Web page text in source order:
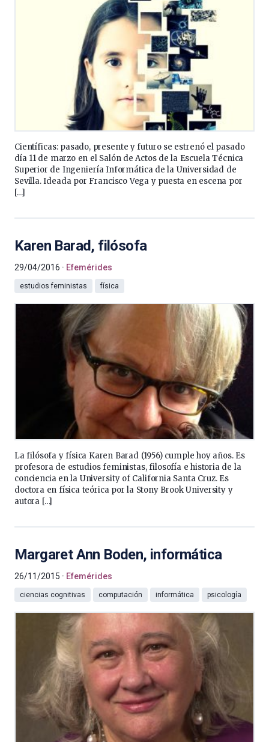
Científicas: pasado, presente y futuro se estrenó el pasado
día 11 de marzo en el Salón de Actos de la Escuela Técnica
Superior de Ingeniería Informática de la Universidad de
Sevilla. Ideada por Francisco Vega y puesta en escena por
[…]
Karen Barad, filósofa
29/04/2016 Efemérides
estudios feministas física
La filósofa y física Karen Barad (1956) cumple hoy años. Es
profesora de estudios feministas, filosofía e historia de la
conciencia en la University of California Santa Cruz. Es
doctora en física teórica por la Stony Brook University y
autora […]
Margaret Ann Boden, informática
26/11/2015 Efemérides
ciencias cognitivas computación informática psicología